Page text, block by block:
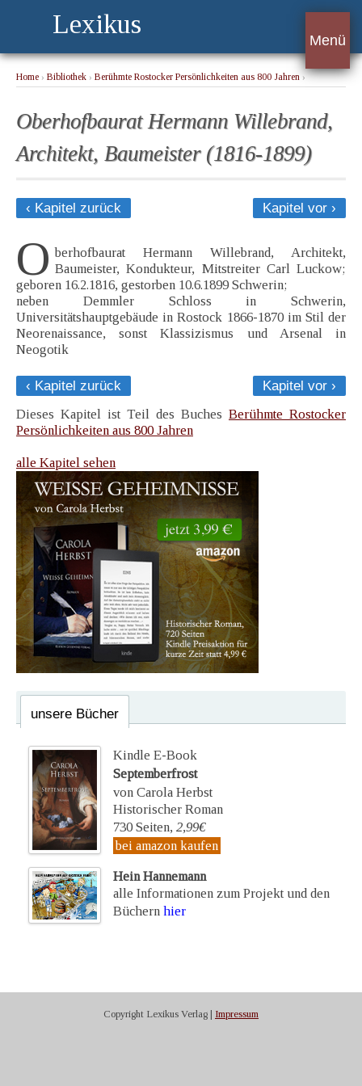
Lexikus
Menü
Home › Bibliothek › Berühmte Rostocker Persönlichkeiten aus 800 Jahren ›
Oberhofbaurat Hermann Willebrand,
Architekt, Baumeister (1816-1899)
‹ Kapitel zurück Kapitel vor ›
O berhofbaurat Hermann Willebrand, Architekt,
Baumeister, Kondukteur, Mitstreiter Carl Luckow;
geboren 16.2.1816, gestorben 10.6.1899 Schwerin;
neben Demmler Schloss in Schwerin,
Universitätshauptgebäude in Rostock 1866-1870 im Stil der
Neorenaissance, sonst Klassizismus und Arsenal in
Neogotik
‹ Kapitel zurück
Kapitel vor ›
Dieses Kapitel ist Teil des Buches Berühmte Rostocker
Persönlichkeiten aus 800 Jahren
alle Kapitel sehen
unsere Bücher
Kindle E-Book
Septemberfrost
von Carola Herbst
Historischer Roman
730 Seiten, 2,99€
bei amazon kaufen
Hein Hannemann
alle Informationen zum Projekt und den
Büchern hier
Copyright Lexikus Verlag | Impressum